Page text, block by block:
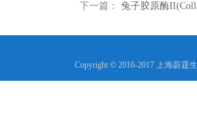
下一篇： 兔子胶原酶
Copyright © 2016-2017 上海蔚霆